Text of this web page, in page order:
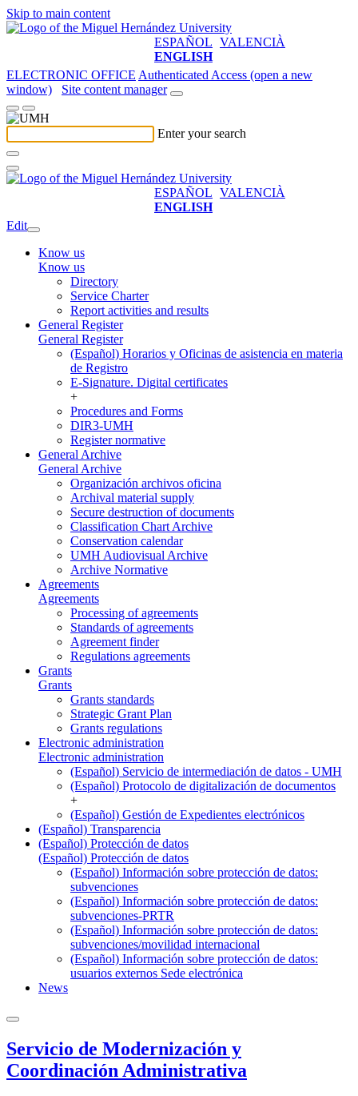
Skip to main content
ESPAÑOL VALENCIÀ
ENGLISH
ELECTRONIC OFFICE Authenticated Access (open a new
window)
Site content manager
Enter your search
ESPAÑOL VALENCIÀ
ENGLISH
Edit
Know us
Know us
Directory
Service Charter
Report activities and results
General Register
General Register
(Español) Horarios y Oficinas de asistencia en materia
de Registro
E-Signature. Digital certificates
+
Procedures and Forms
DIR3-UMH
Register normative
General Archive
General Archive
Organización archivos oficina
Archival material supply
Secure destruction of documents
Classification Chart Archive
Conservation calendar
UMH Audiovisual Archive
Archive Normative
Agreements
Agreements
Processing of agreements
Standards of agreements
Agreement finder
Regulations agreements
Grants
Grants
Grants standards
Strategic Grant Plan
Grants regulations
Electronic administration
Electronic administration
(Español) Servicio de intermediación de datos - UMH
(Español) Protocolo de digitalización de documentos
+
(Español) Gestión de Expedientes electrónicos
(Español) Transparencia
(Español) Protección de datos
(Español) Protección de datos
(Español) Información sobre protección de datos:
subvenciones
(Español) Información sobre protección de datos:
subvenciones-PRTR
(Español) Información sobre protección de datos:
subvenciones/movilidad internacional
(Español) Información sobre protección de datos:
usuarios externos Sede electrónica
News
Servicio de Modernización y
Coordinación Administrativa